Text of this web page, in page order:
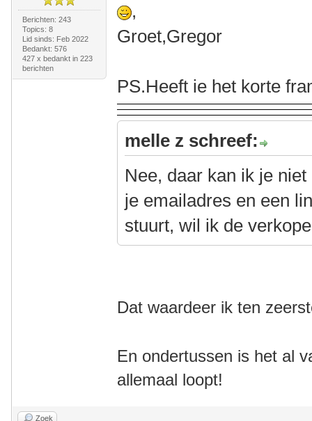
Berichten: 243
Topics: 8
Lid sinds: Feb 2022
Bedankt: 576
427 x bedankt in 223
berichten
,
Groet,Gregor
PS.Heeft ie het korte
melle z schreef:
Nee, daar kan ik je
je emailadres en een
stuurt, wil ik de
Dat waardeer ik ten
En ondertussen is het al
allemaal loopt!
Zoek